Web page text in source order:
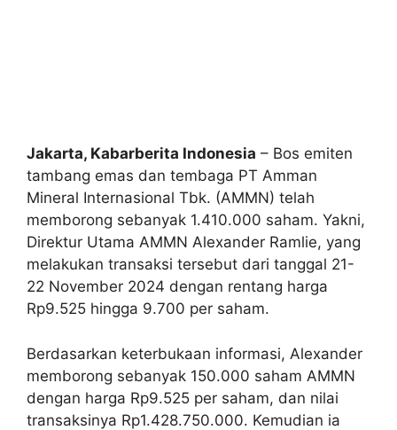
Jakarta, Kabarberita Indonesia – Bos emiten
tambang emas dan tembaga PT Amman
Mineral Internasional Tbk. (AMMN) telah
memborong sebanyak 1.410.000 saham. Yakni,
Direktur Utama AMMN Alexander Ramlie, yang
melakukan transaksi tersebut dari tanggal 21-
22 November 2024 dengan rentang harga
Rp9.525 hingga 9.700 per saham.
Berdasarkan keterbukaan informasi, Alexander
memborong sebanyak 150.000 saham AMMN
dengan harga Rp9.525 per saham, dan nilai
transaksinya Rp1.428.750.000. Kemudian ia